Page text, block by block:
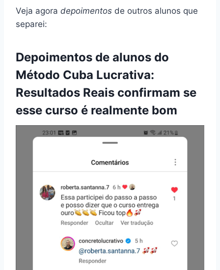
Veja agora depoimentos de outros alunos que
separei:
Depoimentos de alunos do
Método Cuba Lucrativa:
Resultados Reais confirmam se
esse curso é realmente bom